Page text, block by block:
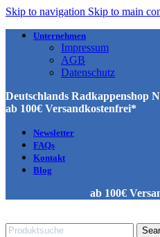
Skip to navigation Skip to main
Unternehmen
Impressum
AGB
Datenschutz
Deutschlands Radkappenshop
ab 100€ Versandkostenfrei*
Newsletter
FAQs
Kontakt
Blog
ab 100€